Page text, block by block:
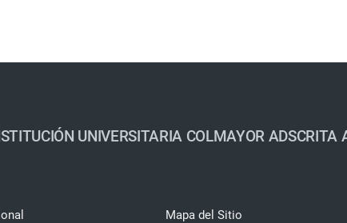
UNIVERSITARIA COLMAYOR
Mapa del Sitio